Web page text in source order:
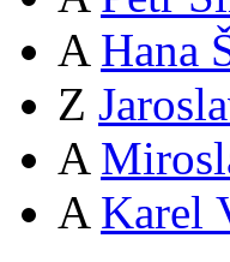
A Hana
Z
A
A Karel